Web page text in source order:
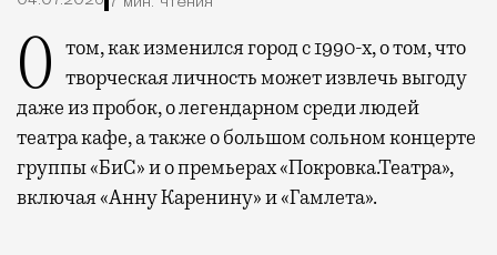
О том, как изменился город с 1990-х, о том, что творческая личность может извлечь выгоду
даже из пробок, о легендарном среди людей
театра кафе, а также о большом сольном концерте
группы «БиС» и о премьерах «Покровка.Театра»,
включая «Анну Каренину» и «Гамлета».